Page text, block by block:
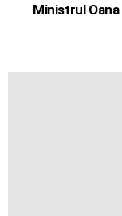
Ministrul